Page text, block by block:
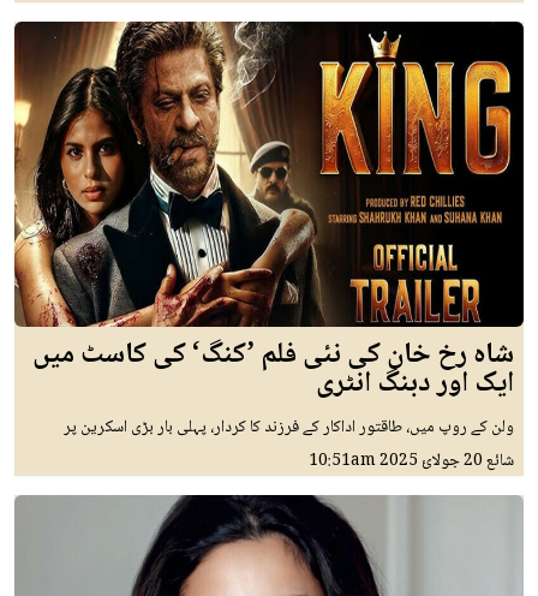
شاہ رخ خان کی نئی فلم ’کنگ‘ کی کاسٹ میں
ایک اور دبنگ انٹری
ولن کے روپ میں، طاقتور اداکار کے فرزند کا کردار، پہلی بار بڑی اسکرین پر
شائع20 جولائ 2025 10:51am